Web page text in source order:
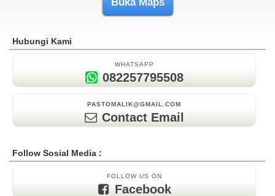
Hubungi Kami
WHATSAPP
082257795508
PASTOMALIK@GMAIL.COM
Contact Email
Follow Sosial Media :
FOLLOW US ON
Facebook